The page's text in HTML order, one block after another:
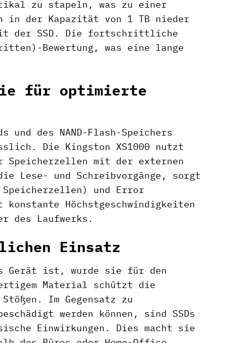
zu stapeln, was zu einer
in der Kapazität von 1 TB nieder
der SSD. Die fortschrittliche
Bewertung, was eine lange
für optimierte
des NAND-Flash-Speichers
Die Kingston XS1000 nutzt
Speicherzellen mit der externen
und Schreibvorgänge, sorgt
und Error
Höchstgeschwindigkeiten
des Laufwerks.
Einsatz
Gerät ist, wurde sie für den
Material schützt die
Im Gegensatz zu
werden können, sind SSDs
Einwirkungen. Dies macht sie